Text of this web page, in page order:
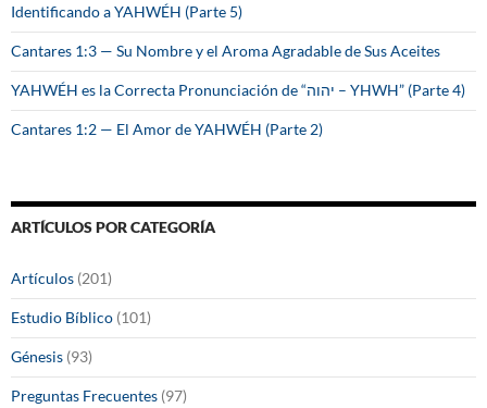
Identificando a YAHWÉH (Parte 5)
Cantares 1:3 — Su Nombre y el Aroma Agradable de Sus Aceites
YAHWÉH es la Correcta Pronunciación de “יהוה – YHWH” (Parte 4)
Cantares 1:2 — El Amor de YAHWÉH (Parte 2)
ARTÍCULOS POR CATEGORÍA
Artículos (201)
Estudio Bíblico (101)
Génesis (93)
Preguntas Frecuentes (97)